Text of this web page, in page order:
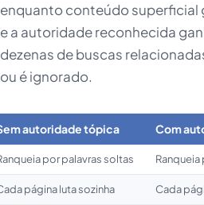
enquanto conteúdo superficial
e a autoridade reconhecida
dezenas de buscas
ou é ignorado.
autoridade tópica Com
por palavras soltas
página luta sozinha Cada